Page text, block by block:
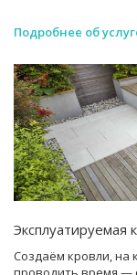
Подробнее об
Эксплуатируемая
Создаём кровли, на